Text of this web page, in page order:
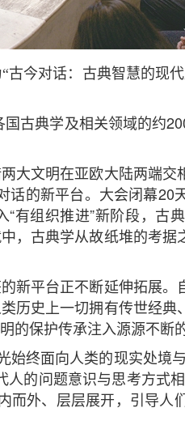
今对话：古典智慧的现
古典学及相关领域的约
大文明在亚欧大陆两端
的新平台。大会闭幕20
有组织推进”新阶段，古
古典学从故纸堆的考据
新平台正不断延伸拓展
史上一切拥有传世经典
的保护传承注入源源不断
终面向人类的现实处境
的问题意识与思考方式
而外、层层展开，引导